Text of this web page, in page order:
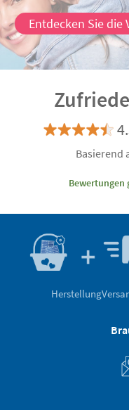
Entdecken Sie die
Basierend
Bewertungen
Herstellung